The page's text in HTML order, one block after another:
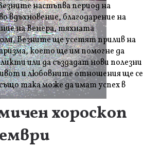
настъпва период на
вдъхновение, благодарение на
на Венера, тяхната
Везните ще усетят прилив на
което ще им помогне да
или да създадат нови полезни
и любовните отношения ще се
така може да имат успех в
хороскоп